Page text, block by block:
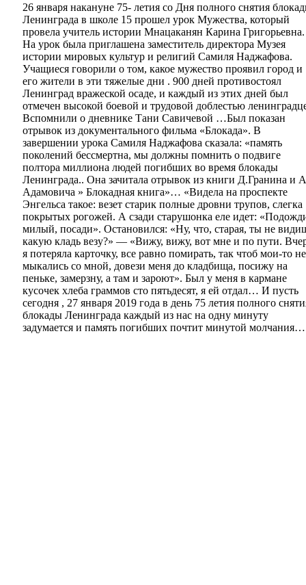
26 января накануне 75- летия со Дня полного снятия
Ленинграда в школе 15 прошел урок Мужества, который
провела учитель истории Мнацаканян Карина Григорьевна.
На урок была приглашена заместитель директора Музея
истории мировых культур и религий Самиля Наджафова.
Учащиеся говорили о том, какое мужество проявил город и
его жители в эти тяжелые дни . 900 дней противостоял
Ленинград вражеской осаде, и каждый из этих дней был
отмечен высокой боевой и трудовой доблестью
Вспомнили о дневнике Тани Савичевой …Был показан
отрывок из документального фильма «Блокада». В
завершении урока Самиля Наджафова сказала: «память
поколений бессмертна, мы должны помнить о подвиге
полтора миллиона людей погибших во время блокады
Ленинграда.. Она зачитала отрывок из книги Д.Гранина и
Адамовича » Блокадная книга»… «Видела на проспекте
Энгельса такое: везет старик полные дровни трупов, слегка
покрытых рогожей. А сзади старушонка еле идет:
милый, посади». Остановился: «Ну, что, старая, ты не
какую кладь везу?» — «Вижу, вижу, вот мне и по пути.
я потеряла карточку, все равно помирать, так чтоб мои-то не
мыкались со мной, довези меня до кладбища, посижу на
пеньке, замерзну, а там и зароют». Был у меня в кармане
кусочек хлеба граммов сто пятьдесят, я ей отдал… И пусть
сегодня , 27 января 2019 года в день 75 летия полного
блокады Ленинграда каждый из нас на одну минуту
задумается и память погибших почтит минутой молчания…